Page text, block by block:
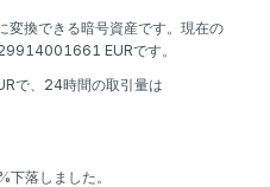
換できる暗号資産です。現在の
EURです。
で、24時間の取引量は
落しました。